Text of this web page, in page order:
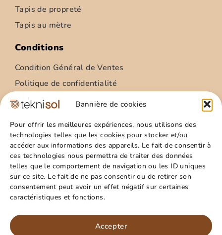
Bannière de cookies
Pour offrir les meilleures expériences, nous utilisons des
technologies telles que les cookies pour stocker et/ou
accéder aux informations des appareils. Le fait de consentir à
ces technologies nous permettra de traiter des données
telles que le comportement de navigation ou les ID uniques
sur ce site. Le fait de ne pas consentir ou de retirer son
consentement peut avoir un effet négatif sur certaines
caractéristiques et fonctions.
Accepter
Paillasson – relief palmes – 40x60cm
15,99€
Tapis de propreté
Tapis au mètre
Conditions
Condition Général de Ventes
Politique de confidentialité
Condition Général Utilisation
Site
Qui sommes nous ?
Guide pratique
Favoris